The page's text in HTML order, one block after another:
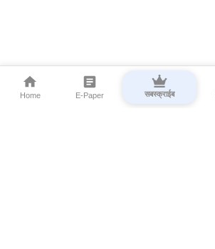
Home E-Paper सबस्क्राईब